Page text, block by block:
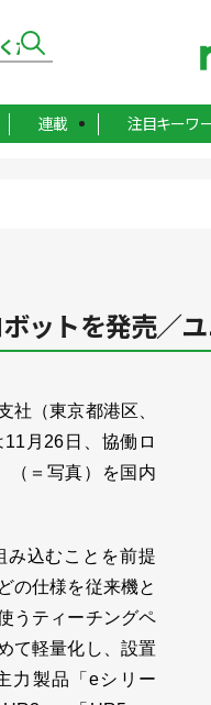
連載 注目キーワ
ットを発売／
（東京都港区、
月26日、協働ロ
（＝写真）を国内
込むことを前提
の仕様を従来機と
うティーチングペ
て軽量化し、設置
力製品「eシリー